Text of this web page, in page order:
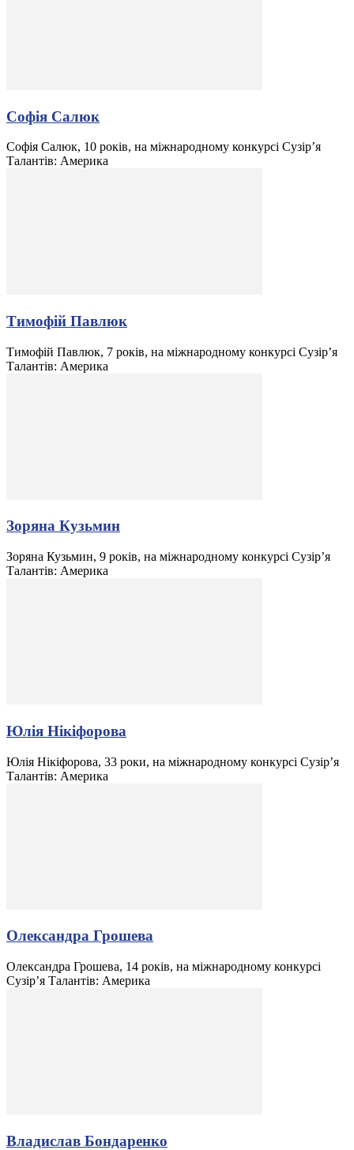
Софія Салюк
Софія Салюк, 10 років, на міжнародному конкурсі Сузір’я
Талантів: Америка
Тимофій Павлюк
Тимофій Павлюк, 7 років, на міжнародному конкурсі Сузір’я
Талантів: Америка
Зоряна Кузьмин
Зоряна Кузьмин, 9 років, на міжнародному конкурсі Сузір’я
Талантів: Америка
Юлія Нікіфорова
Юлія Нікіфорова, 33 роки, на міжнародному конкурсі Сузір’я
Талантів: Америка
Олександра Грошева
Олександра Грошева, 14 років, на міжнародному конкурсі
Сузір’я Талантів: Америка
Владислав Бондаренко